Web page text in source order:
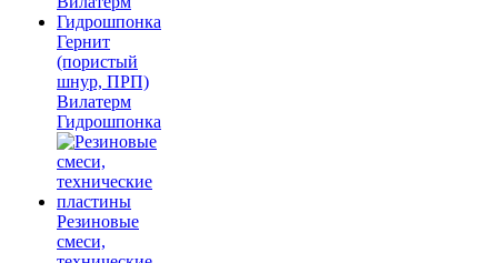
Гернит
(пористый
шнур, ПРП)
Вилатерм
Гидрошпонка
Резиновые
смеси,